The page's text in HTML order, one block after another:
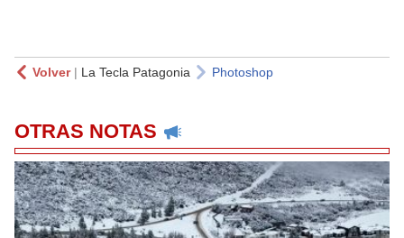
Volver| La Tecla Patagonia Photoshop
OTRAS NOTAS